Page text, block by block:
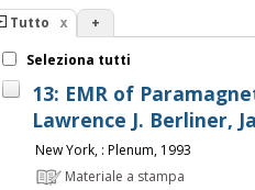
Tutto +
Seleziona tutti
13: EMR of
Lawrence J. Berliner,
New York, : Plenum, 1993
Materiale a stampa